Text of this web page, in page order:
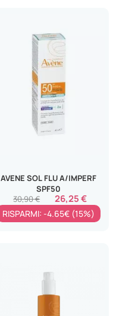
AVENE SOL FLU A/IMPERF
SPF50
26,25 €
30,90 €
RISPARMI: -4.65€ (15%)